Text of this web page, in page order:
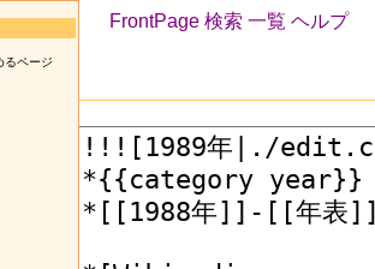
FrontPage 検索 一覧 ヘルプ
るページ